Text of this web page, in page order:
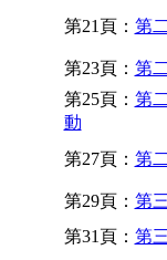
第21頁： 第
第23頁： 第
第25頁： 第
動
第27頁： 第
第29頁： 第
第31頁： 第